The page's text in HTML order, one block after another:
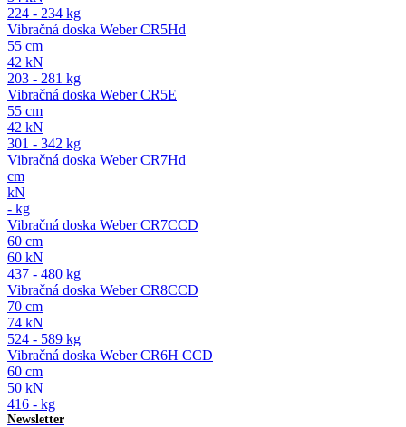
224 - 234 kg
Vibračná doska Weber CR5Hd
55 cm
42 kN
203 - 281 kg
Vibračná doska Weber CR5E
55 cm
42 kN
301 - 342 kg
Vibračná doska Weber CR7Hd
cm
kN
- kg
Vibračná doska Weber CR7CCD
60 cm
60 kN
437 - 480 kg
Vibračná doska Weber CR8CCD
70 cm
74 kN
524 - 589 kg
Vibračná doska Weber CR6H CCD
60 cm
50 kN
416 - kg
Newsletter